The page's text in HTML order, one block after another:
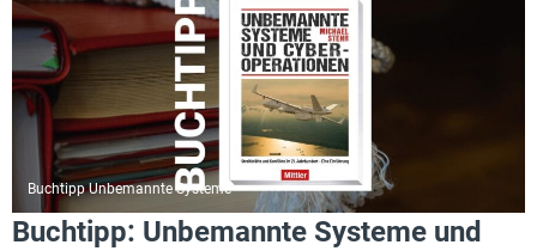
Buchtipp Unbemannte Systeme
Buchtipp: Unbemannte Systeme und